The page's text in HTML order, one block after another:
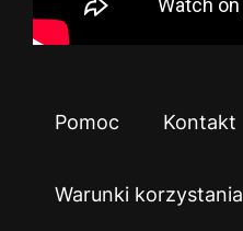
Pomoc Kontakt
Warunki korzystania